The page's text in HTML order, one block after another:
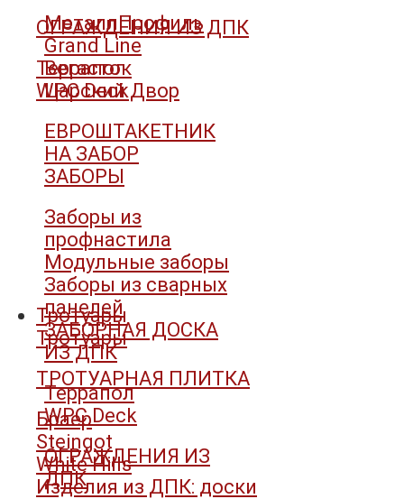
МеталлПрофиль
Grand Line
Вегасток
Царский Двор
ЕВРОШТАКЕТНИК
НА ЗАБОР
ЗАБОРЫ
Заборы из
профнастила
Модульные заборы
Заборы из сварных
панелей
ЗАБОРНАЯ ДОСКА
ИЗ ДПК
Террапол
WPC Deck
ОГРАЖДЕНИЯ ИЗ
ДПК
ОГРАЖДЕНИЯ ИЗ ДПК
Террапол
WPC Deck
Тротуары
Тротуары
ТРОТУАРНАЯ ПЛИТКА
Браер
Steingot
White Hills
Изделия из ДПК: доски